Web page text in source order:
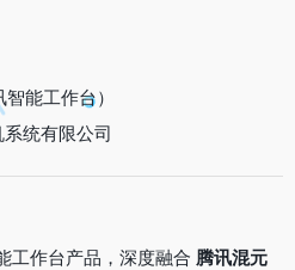
能工作台）
系统有限公司
作台产品，深度融合 ​腾讯混元